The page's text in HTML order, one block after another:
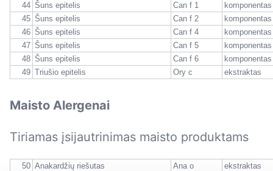
44 Šuns epitelis Can f 1
komponentas
45 Šuns epitelis Can f 2
komponentas
46 Šuns epitelis Can f 4
komponentas
47 Šuns epitelis Can f 5
komponentas
48 Šuns epitelis Can f 6
komponentas
49 Triušio epitelis Ory c ekstraktas
Maisto Alergenai
Tiriamas įsijautrinimas maisto produktams
50 Anakardžių riešutas Ana o
ekstraktas